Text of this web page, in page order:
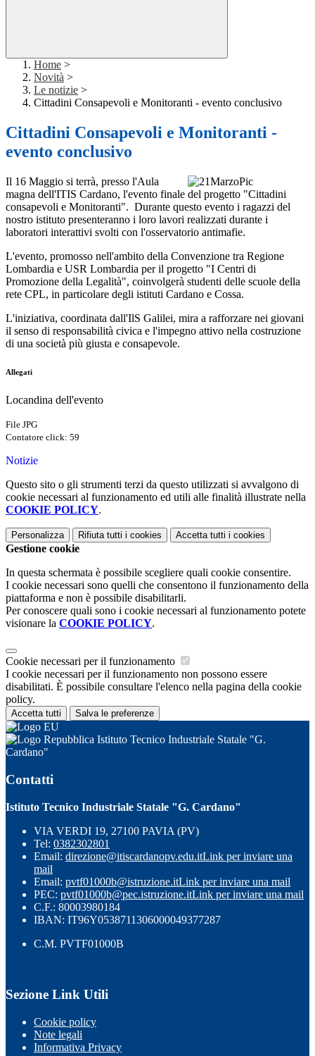
Home >
Novità >
Le notizie >
Cittadini Consapevoli e Monitoranti - evento conclusivo
Cittadini Consapevoli e Monitoranti -
evento conclusivo
Il 16 Maggio si terrà, presso l'Aula
magna dell'ITIS Cardano, l'evento finale del progetto "Cittadini
consapevoli e Monitoranti". Durante questo evento i ragazzi del
nostro istituto presenteranno i loro lavori realizzati durante i
laboratori interattivi svolti con l'osservatorio antimafie.
L'evento, promosso nell'ambito della Convenzione tra Regione
Lombardia e USR Lombardia per il progetto "I Centri di
Promozione della Legalità", coinvolgerà studenti delle scuole della
rete CPL, in particolare degli istituti Cardano e Cossa.
L'iniziativa, coordinata dall'IlS Galilei, mira a rafforzare nei giovani
il senso di responsabilità civica e l'impegno attivo nella costruzione
di una società più giusta e consapevole.
Allegati
Locandina dell'evento
File JPG
Contatore click: 59
Notizie
Questo sito o gli strumenti terzi da questo utilizzati si avvalgono di
cookie necessari al funzionamento ed utili alle finalità illustrate nella
COOKIE POLICY.
Personalizza Rifiuta tutti i cookies Accetta tutti i cookies
Gestione cookie
In questa schermata è possibile scegliere quali cookie consentire.
I cookie necessari sono quelli che consentono il funzionamento della
piattaforma e non è possibile disabilitarli.
Per conoscere quali sono i cookie necessari al funzionamento potete
visionare la COOKIE POLICY.
Cookie necessari per il funzionamento
I cookie necessari per il funzionamento non possono essere
disabilitati. È possibile consultare l'elenco nella pagina della cookie
policy.
Accetta tutti Salva le preferenze
Istituto Tecnico Industriale Statale "G.
Cardano"
Contatti
Istituto Tecnico Industriale Statale "G. Cardano"
VIA VERDI 19, 27100 PAVIA (PV)
Tel: 0382302801
Email: direzione@itiscardanopv.edu.itLink per inviare una
mail
Email: pvtf01000b@istruzione.itLink per inviare una mail
PEC: pvtf01000b@pec.istruzione.itLink per inviare una mail
C.F.: 80003980184
IBAN: IT96Y0538711306000049377287
C.M. PVTF01000B
Sezione Link Utili
Cookie policy
Note legali
Informativa Privacy